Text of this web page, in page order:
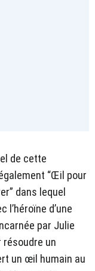
de cette
“Œil pour
dans lequel
l’héroïne d’une
par Julie
résoudre un
un œil humain au